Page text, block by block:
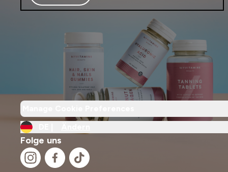
Folge uns